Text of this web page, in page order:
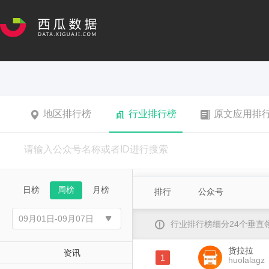
地区排行榜 行业排行榜 原文应用排
日榜 周榜 月榜
资讯
排行 公众号
行业排行榜细分24个垂直
1
货拉拉
huolalagz